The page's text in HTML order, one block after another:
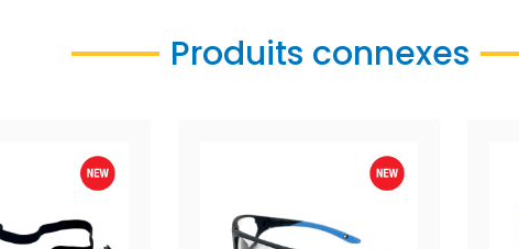
Produits connexes